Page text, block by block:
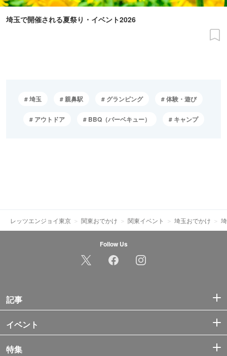
埼玉で開催される夏祭り・イベント2026
埼玉 親鼻駅 グランピング 体験・遊び
アウトドア BBQ（バーベキュー） キャンプ
レッツエンジョイ東京 関東おでかけ 関東イベント 埼玉おでかけ
Follow Us
記事
イベント
特集